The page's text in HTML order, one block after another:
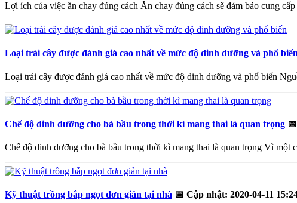
Lợi ích của việc ăn chay đúng cách Ăn chay đúng cách sẽ đảm bảo cung
Loại trái cây được đánh giá cao nhất về mức độ dinh dưỡng và phổ biến
Loại trái cây được đánh giá cao nhất về mức độ dinh dưỡng và phổ biến
Chế độ dinh dưỡng cho bà bầu trong thời kì mang thai là quan trọng 📅
Chế độ dinh dưỡng cho bà bầu trong thời kì mang thai là quan trọng Vì một
Kỹ thuật trồng bắp ngọt đơn giản tại nhà 📅 Cập nhật: 2020-04-11